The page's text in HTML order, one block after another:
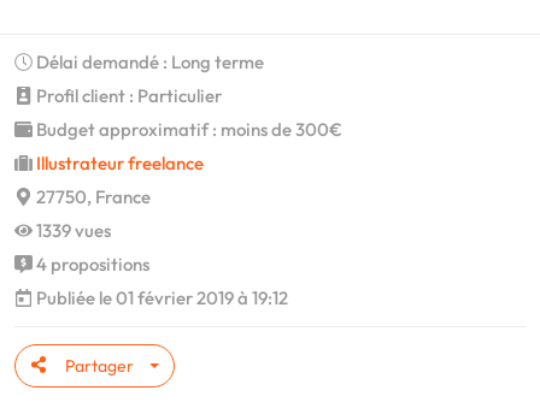
Délai demandé : Long terme
Profil client : Particulier
Budget approximatif : moins de 300€
Illustrateur freelance
27750, France
1339 vues
4 propositions
Publiée le 01 février 2019 à 19:12
Partager